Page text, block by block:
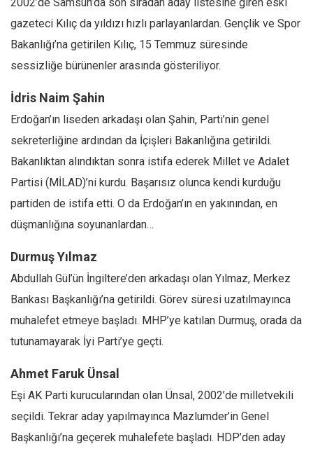
gazeteci Kılıç da yıldızı hızlı parlayanlardan. Gençlik ve Spor
Bakanlığı’na getirilen Kılıç, 15 Temmuz süresinde
sessizliğe bürünenler arasında gösteriliyor.
İdris Naim Şahin
Erdoğan’ın liseden arkadaşı olan Şahin, Parti’nin genel
sekreterliğine ardından da İçişleri Bakanlığına getirildi.
Bakanlıktan alındıktan sonra istifa ederek Millet ve Adalet
Partisi (MİLAD)’ni kurdu. Başarısız olunca kendi kurduğu
partiden de istifa etti. O da Erdoğan’ın en yakınından, en
düşmanlığına soyunanlardan…
Durmuş Yılmaz
Abdullah Gül’ün İngiltere’den arkadaşı olan Yılmaz, Merkez
Bankası Başkanlığı’na getirildi. Görev süresi uzatılmayınca
muhalefet etmeye başladı. MHP’ye katılan Durmuş, orada da
tutunamayarak İyi Parti’ye geçti.
Ahmet Faruk Ünsal
Eşi AK Parti kurucularından olan Ünsal, 2002’de milletvekili
seçildi. Tekrar aday yapılmayınca Mazlumder’in Genel
Başkanlığı’na geçerek muhalefete başladı. HDP’den aday